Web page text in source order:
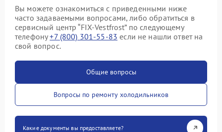
Вы можете ознакомиться с приведенными ниже
часто задаваемыми вопросами, либо обратиться в
сервисный центр “FIX-Vestfrost” по следующему
телефону+7 (800) 301-55-83 если не нашли ответ на
свой вопрос.
Общие вопросы
Вопросы по ремонту холодильников
Какие документы вы предоставляете?